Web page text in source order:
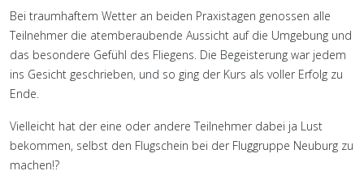
Bei traumhaftem Wetter an beiden Praxistagen genossen alle
Teilnehmer die atemberaubende Aussicht auf die Umgebung und
das besondere Gefühl des Fliegens. Die Begeisterung war jedem
ins Gesicht geschrieben, und so ging der Kurs als voller Erfolg zu
Ende.
Vielleicht hat der eine oder andere Teilnehmer dabei ja Lust
bekommen, selbst den Flugschein bei der Fluggruppe Neuburg zu
machen!?